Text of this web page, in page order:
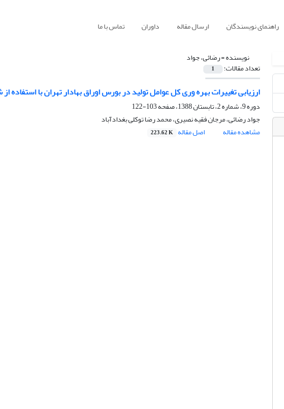
راهنمای نویسندگان ارسال مقاله داوران تماس با ما
نویسنده =رضائی، جواد
تعداد مقالات: 1
ارزیابی تغییرات بهره وری کل عوامل تولید در بورس اوراق بهادار تهران با
دوره 9، شماره 2، تابستان 1388، صفحه
103-122
جواد رضائی، مرجان فقیه نصیری، محمد رضا توکلی بغدادآباد
مشاهده مقاله
اصل مقاله 223.62 K